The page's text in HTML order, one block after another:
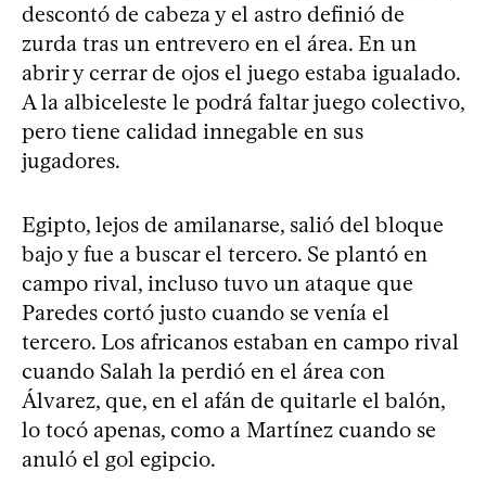
descontó de cabeza y el astro definió de
zurda tras un entrevero en el área. En un
abrir y cerrar de ojos el juego estaba igualado.
A la albiceleste le podrá faltar juego colectivo,
pero tiene calidad innegable en sus
jugadores.
Egipto, lejos de amilanarse, salió del bloque
bajo y fue a buscar el tercero. Se plantó en
campo rival, incluso tuvo un ataque que
Paredes cortó justo cuando se venía el
tercero. Los africanos estaban en campo rival
cuando Salah la perdió en el área con
Álvarez, que, en el afán de quitarle el balón,
lo tocó apenas, como a Martínez cuando se
anuló el gol egipcio.